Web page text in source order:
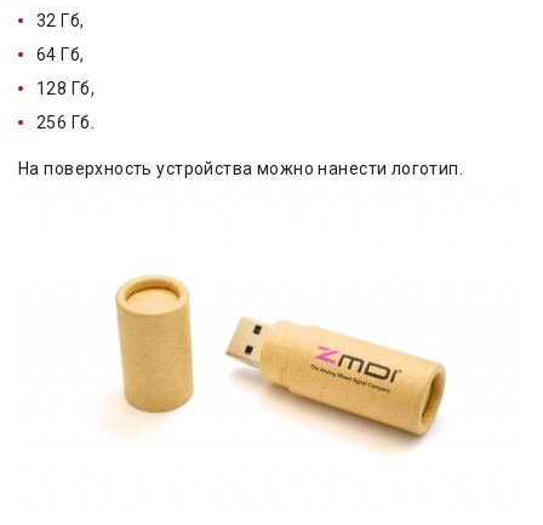
32 Гб,
64 Гб,
128 Гб,
256 Гб.
На поверхность устройства можно нанести логотип.